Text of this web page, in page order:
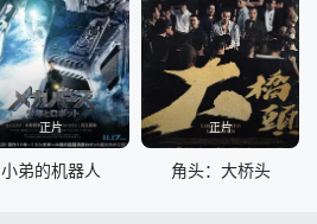
正片
小弟的机器人
正片
角头：大桥头